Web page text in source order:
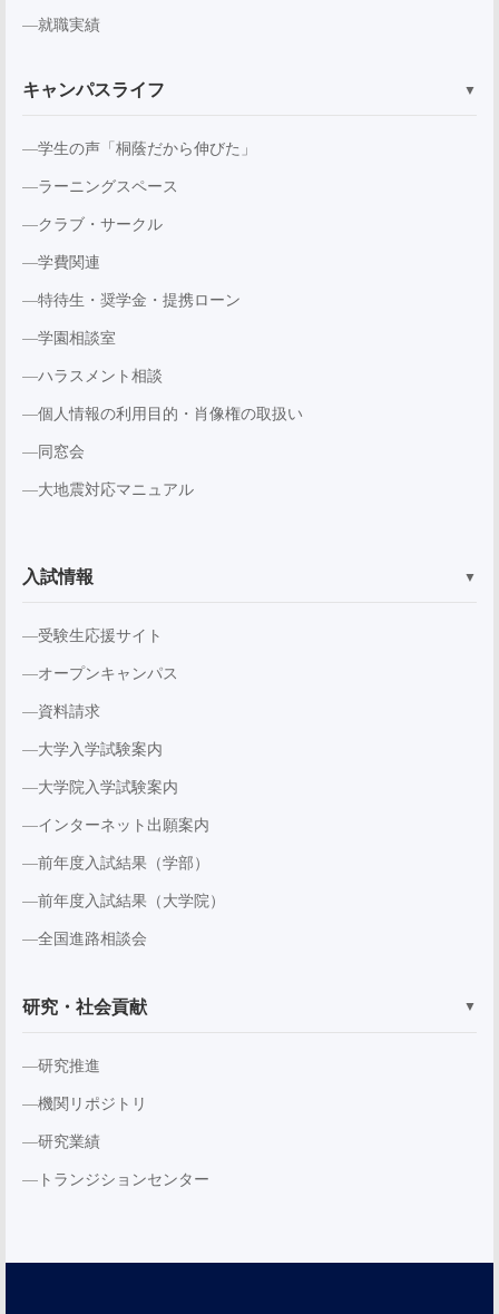
就職実績
キャンパスライフ ▼
学生の声「桐蔭だから伸びた」
ラーニングスペース
クラブ・サークル
学費関連
特待生・奨学金・提携ローン
学園相談室
ハラスメント相談
個人情報の利用目的・肖像権の取扱い
同窓会
大地震対応マニュアル
入試情報 ▼
受験生応援サイト
オープンキャンパス
資料請求
大学入学試験案内
大学院入学試験案内
インターネット出願案内
前年度入試結果（学部）
前年度入試結果（大学院）
全国進路相談会
研究・社会貢献 ▼
研究推進
機関リポジトリ
研究業績
トランジションセンター